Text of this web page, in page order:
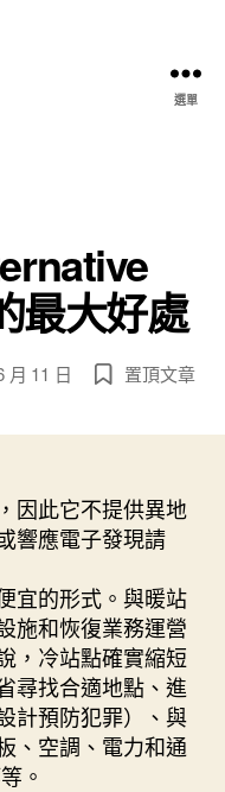
選單
最大好處
月 11 日 置頂文章
因此它不提供異地
響應電子發現請
宜的形式。與暖站
施和恢復業務運營
，冷站點確實縮短
尋找合適地點、進
計預防犯罪）、與
、空調、電力和通
。